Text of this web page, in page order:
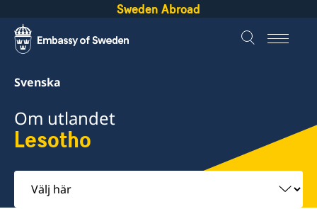
Sweden Abroad
Svenska
Om utlandet
Lesotho
Välj
här